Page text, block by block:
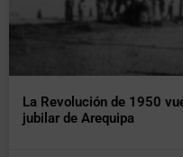
La Revolución de 1950
jubilar de Arequipa